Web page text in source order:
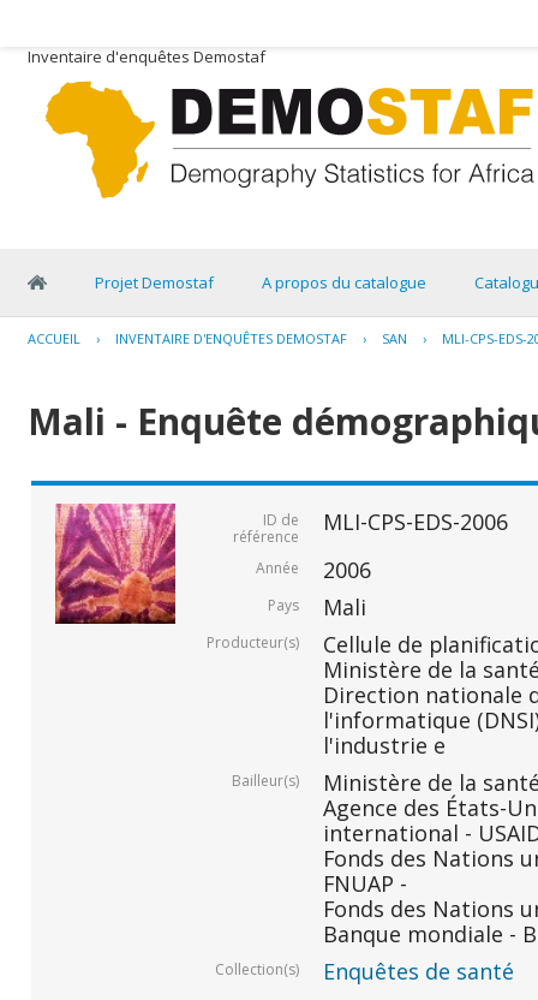
Inventaire d'enquêtes Demostaf
Projet Demostaf A propos du catalogue
ACCUEIL › INVENTAIRE D'ENQUÊTES DEMOSTAF › SAN › MLI-CPS-EDS-
Mali - Enquête
ID de
référence
MLI-CPS-EDS-2006
Année 2006
Pays Mali
Producteur(s)
Cellule de
Ministère de la
Direction nationale
l'informatique
l'industrie e
Bailleur(s)
Ministère de la
Agence des États-
international -
Fonds des Nations
FNUAP -
Fonds des Nations
Banque mondiale -
Collection(s) Enquêtes de santé